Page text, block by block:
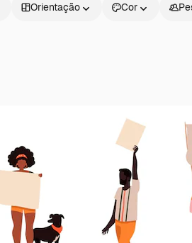
Orientação Cor
Produtos
Spaces
Assistente de IA
Gerador de
Começar
Academy
Documentação
Atendimento